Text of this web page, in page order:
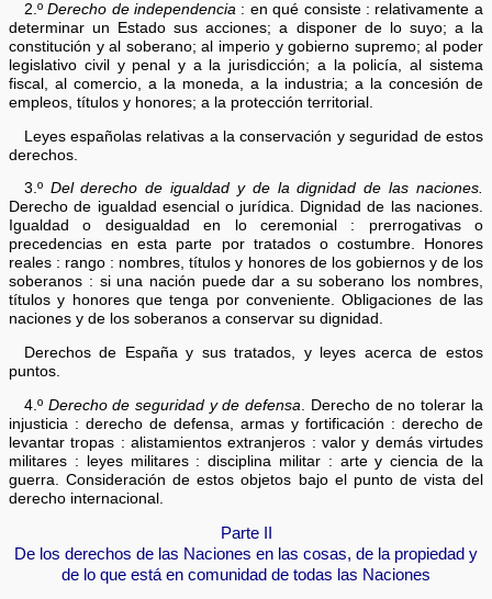
2.ºDerecho de independencia : en qué consiste : relativamente a
determinar un Estado sus acciones; a disponer de lo suyo; a la
constitución y al soberano; al imperio y gobierno supremo; al poder
legislativo civil y penal y a la jurisdicción; a la policía, al sistema
fiscal, al comercio, a la moneda, a la industria; a la concesión de
empleos, títulos y honores; a la protección territorial.
Leyes españolas relativas a la conservación y seguridad de estos
derechos.
3.º Del derecho de igualdad y de la dignidad de las naciones.
Derecho de igualdad esencial o jurídica. Dignidad de las naciones.
Igualdad o desigualdad en lo ceremonial : prerrogativas o
precedencias en esta parte por tratados o costumbre. Honores
reales : rango : nombres, títulos y honores de los gobiernos y de los
soberanos : si una nación puede dar a su soberano los nombres,
títulos y honores que tenga por conveniente. Obligaciones de las
naciones y de los soberanos a conservar su dignidad.
Derechos de España y sus tratados, y leyes acerca de estos
puntos.
4.º Derecho de seguridad y de defensa . Derecho de no tolerar la
injusticia : derecho de defensa, armas y fortificación : derecho de
levantar tropas : alistamientos extranjeros : valor y demás virtudes
militares : leyes militares : disciplina militar : arte y ciencia de la
guerra. Consideración de estos objetos bajo el punto de vista del
derecho internacional.
Parte II
De los derechos de las Naciones en las cosas, de la propiedad y
de lo que está en comunidad de todas las Naciones